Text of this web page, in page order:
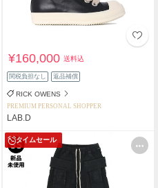
¥160,000送料込
関税負担なし 返品補償
RICK OWENS
PREMIUM PERSONAL SHOPPER
LAB.D
タイムセール